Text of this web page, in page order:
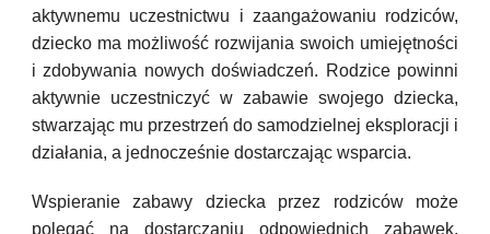
aktywnemu uczestnictwu i zaangażowaniu rodziców,
dziecko ma możliwość rozwijania swoich umiejętności
i zdobywania nowych doświadczeń. Rodzice powinni
aktywnie uczestniczyć w zabawie swojego dziecka,
stwarzając mu przestrzeń do samodzielnej eksploracji i
działania, a jednocześnie dostarczając wsparcia.
Wspieranie zabawy dziecka przez rodziców może
polegać na dostarczaniu odpowiednich zabawek,